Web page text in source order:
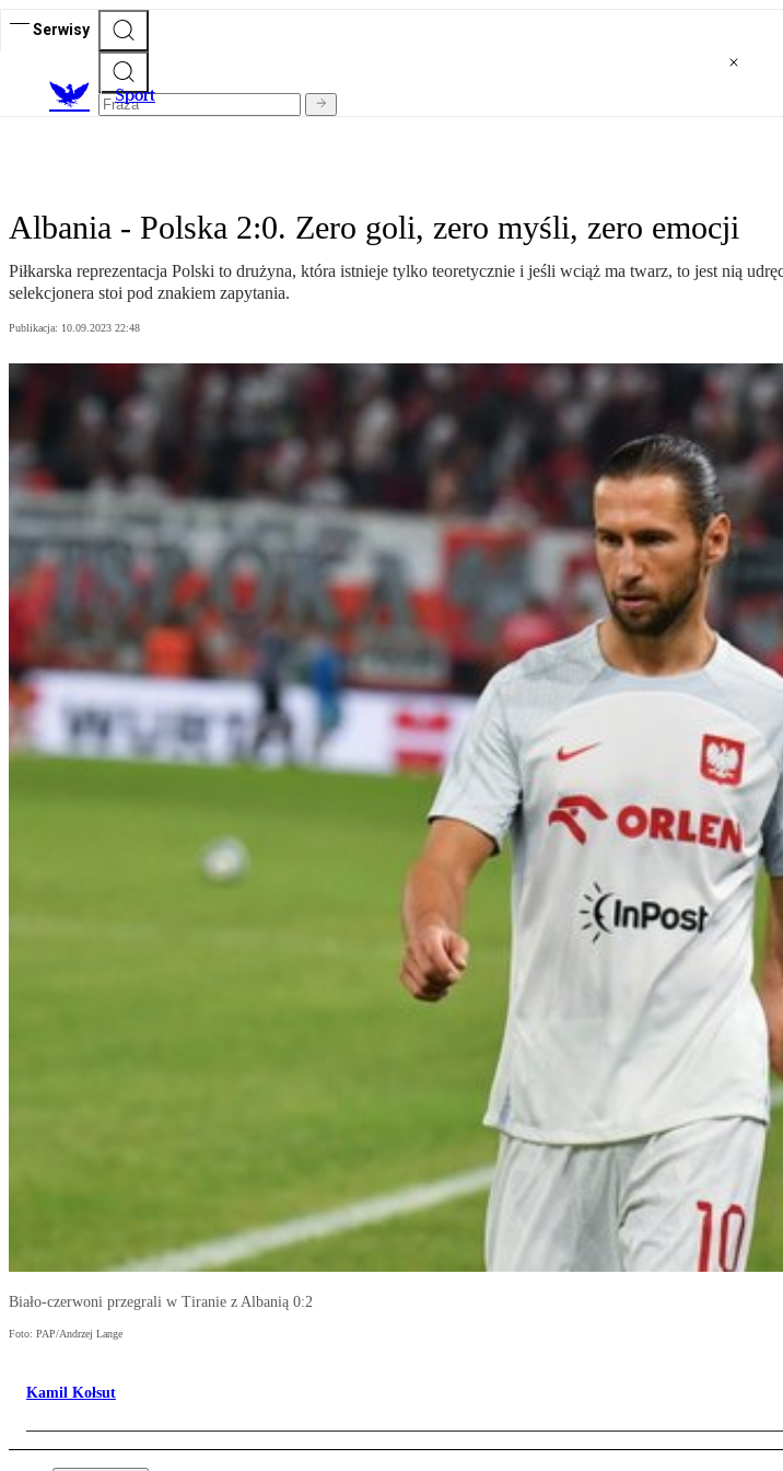
Serwisy
Sport
Albania - Polska 2:0. Zero goli, zero myśli, zero emocji
Piłkarska reprezentacja Polski to drużyna, która istnieje tylko teoretycznie i jeśli wciąż ma twarz, to jest nią
selekcjonera stoi pod znakiem zapytania.
Publikacja: 10.09.2023 22:48
Biało-czerwoni przegrali w Tiranie z Albanią 0:2
Foto: PAP/Andrzej Lange
Kamil Kołsut